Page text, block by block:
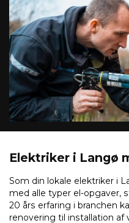
Elektriker i Langø
Som din lokale elektriker i
med alle typer el-opgaver,
20 års erfaring i branchen
renovering til installation af